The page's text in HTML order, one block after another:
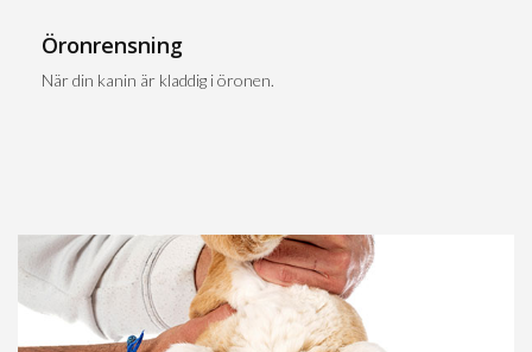
Öronrensning
När din kanin är kladdig i öronen.